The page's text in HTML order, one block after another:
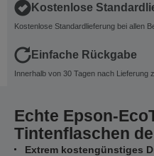
Kostenlose
Kostenlose Standardlieferung bei allen
Einfache Rückgabe
Innerhalb von 30 Tagen nach Lieferung
Echte Epson-
Tintenflaschen
Extrem kostengünstiges